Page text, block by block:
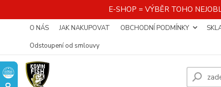
E-SHOP = VÝBĚR TOHO
O NÁS JAK NAKUPOVAT OBCHODNÍ PODMÍNKY
Odstoupení od smlouvy